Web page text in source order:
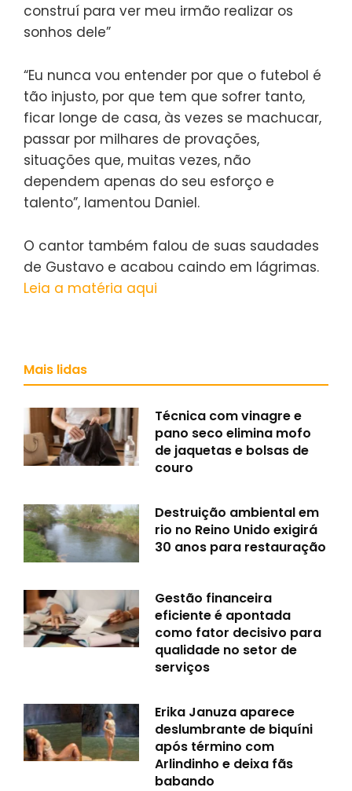
construí para ver meu irmão realizar os
sonhos dele”
“Eu nunca vou entender por que o futebol é
tão injusto, por que tem que sofrer tanto,
ficar longe de casa, às vezes se machucar,
passar por milhares de provações,
situações que, muitas vezes, não
dependem apenas do seu esforço e
talento”, lamentou Daniel.
O cantor também falou de suas saudades
de Gustavo e acabou caindo em lágrimas.
Leia a matéria aqui
Mais lidas
Técnica com vinagre e
pano seco elimina mofo
de jaquetas e bolsas de
couro
Destruição ambiental em
rio no Reino Unido exigirá
30 anos para restauração
Gestão financeira
eficiente é apontada
como fator decisivo para
qualidade no setor de
serviços
Erika Januza aparece
deslumbrante de biquíni
após término com
Arlindinho e deixa fãs
babando